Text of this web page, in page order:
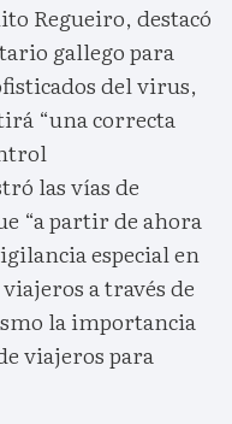
Regueiro, destacó
gallego para
del virus,
“una correcta
las vías de
“a partir de ahora
especial en
a través de
la importancia
viajeros para